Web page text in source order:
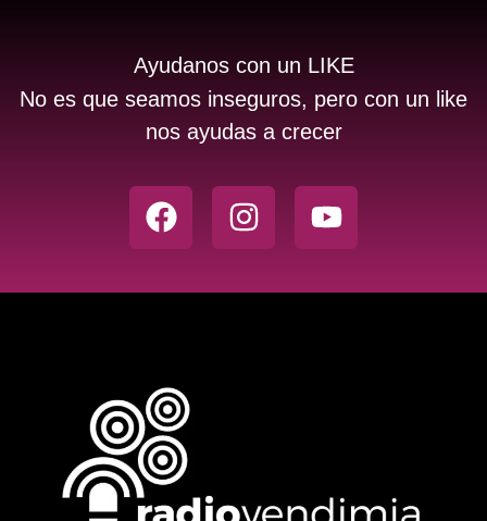
Ayudanos con un LIKE
No es que seamos inseguros, pero con un like
nos ayudas a crecer